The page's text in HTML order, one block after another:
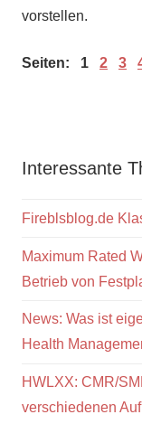
vorstellen.
Seiten: 1 2 3
Interessante
Fireblsblog.de
Maximum Rated
Betrieb von
News: Was ist
Health
HWLXX: CMR/
verschiedenen